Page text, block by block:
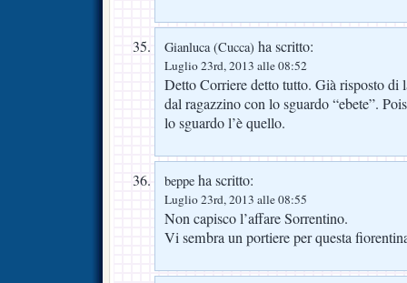
Gianluca (Cucca) ha scritto:
Luglio 23rd, 2013 alle 08:52
Detto Corriere detto tutto. Già risposto di
dal ragazzino con lo sguardo “ebete”.
lo sguardo l’è quello.
beppe ha scritto:
Luglio 23rd, 2013 alle 08:55
Non capisco l’affare Sorrentino.
Vi sembra un portiere per questa